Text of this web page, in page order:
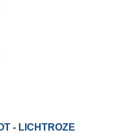
- LICHTROZE